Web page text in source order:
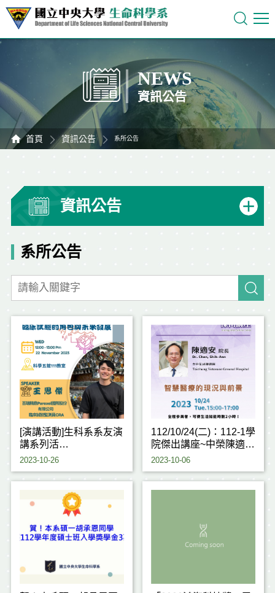
NEWS
資訊公告
首頁 資訊公告 系所公告
資訊公告
系所公告
[演講活動]生科系系友演
講系列活
動-112/11/22(三) 12:00
2023-10-26
112/10/24(二)：112-1學
院傑出講座~中榮陳適安
院長
2023-10-06